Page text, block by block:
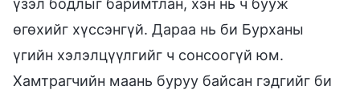
өгөхийг хүссэнгүй. Дараа нь би Бурханы
үгийн хэлэлцүүлгийг ч сонсooгүй юм.
Хамтрагчийн маань буруу байсан гэдгийг би